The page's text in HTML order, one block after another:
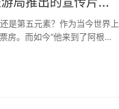
是第五元素？作为当今世界上
房。而如今“他来到了阿根